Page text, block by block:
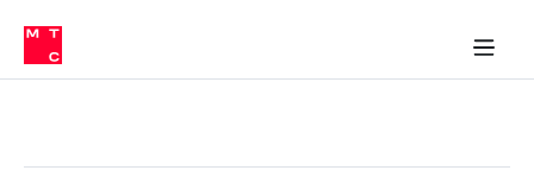
связь
Сервисы и подписки
30% на связь
кабинеты
Мобильная
и
в МТС